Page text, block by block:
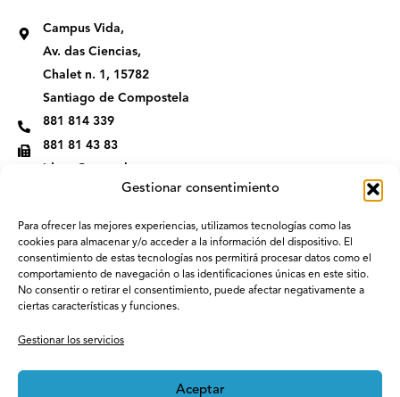
Gestionar consentimiento
Para ofrecer las mejores experiencias, utilizamos tecnologías como las
cookies para almacenar y/o acceder a la información del dispositivo. El
consentimiento de estas tecnologías nos permitirá procesar datos como el
comportamiento de navegación o las identificaciones únicas en este sitio.
No consentir o retirar el consentimiento, puede afectar negativamente a
ciertas características y funciones.
Gestionar los servicios
Aceptar
Campus Vida,
Av. das Ciencias,
Chalet n. 1, 15782
Santiago de Compostela
881 814 339
881 81 43 83
idega@usc.gal